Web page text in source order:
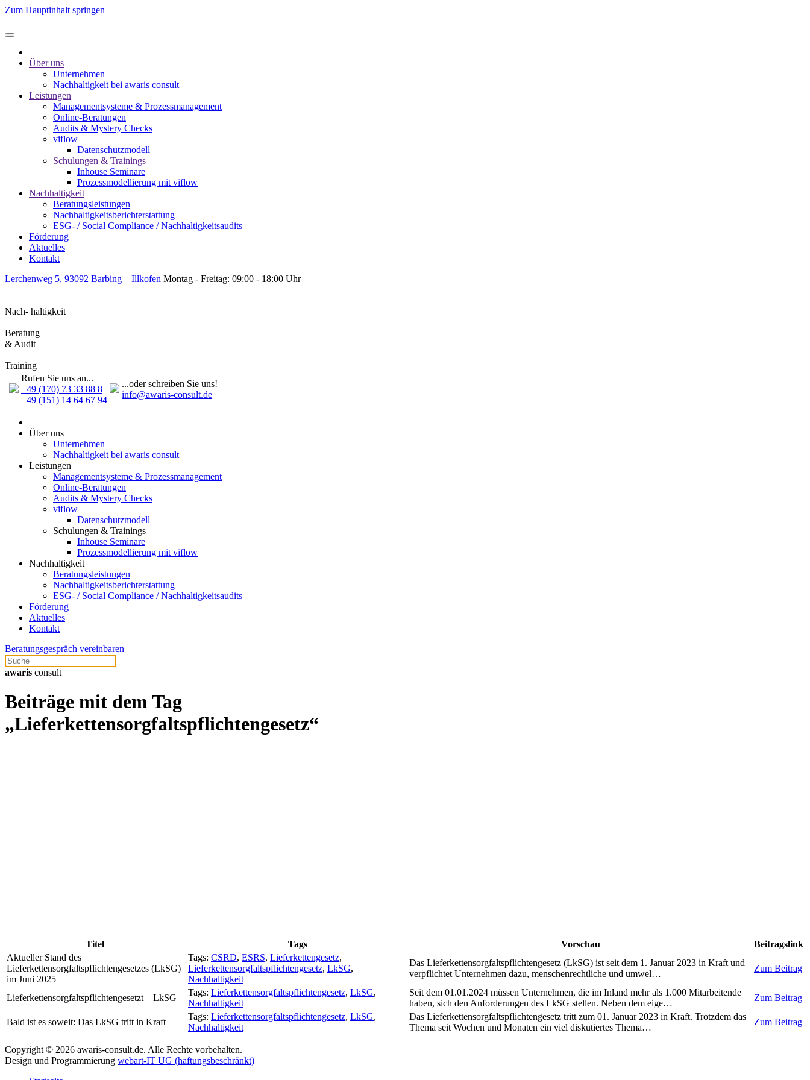
Zum Hauptinhalt springen
Über uns
Unternehmen
Nachhaltigkeit bei awaris consult
Leistungen
Management­systeme & Prozess­management
Online-Beratungen
Audits & Mystery Checks
viflow
Datenschutzmodell
Schulungen & Trainings
Inhouse Seminare
Prozessmodellierung mit viflow
Nachhaltigkeit
Beratungsleistungen
Nachhaltigkeitsberichterstattung
ESG- / Social Compliance / Nachhaltigkeitsaudits
Förderung
Aktuelles
Kontakt
Lerchenweg 5, 93092 Barbing – Illkofen Montag - Freitag: 09:00 - 18:00 Uhr
Nach- haltigkeit
Beratung
& Audit
Training
Rufen Sie uns an...
+49 (170) 73 33 88 8
+49 (151) 14 64 67 94
...oder schreiben Sie uns!
info@awaris-consult.de
Über uns
Unternehmen
Nachhaltigkeit bei awaris consult
Leistungen
Management­systeme & Prozess­management
Online-Beratungen
Audits & Mystery Checks
viflow
Datenschutzmodell
Schulungen & Trainings
Inhouse Seminare
Prozessmodellierung mit viflow
Nachhaltigkeit
Beratungsleistungen
Nachhaltigkeitsberichterstattung
ESG- / Social Compliance / Nachhaltigkeitsaudits
Förderung
Aktuelles
Kontakt
Beratungsgespräch vereinbaren
awaris consult
Beiträge mit dem Tag
„Lieferkettensorgfaltspflichtengesetz“
Titel Tags Vorschau
Beitragslink
Aktueller Stand des
Lieferkettensorgfaltspflichtengesetzes (LkSG)
im Juni 2025
Tags: CSRD, ESRS, Lieferkettengesetz,
Lieferkettensorgfaltspflichtengesetz, LkSG,
Nachhaltigkeit
Das Lieferkettensorgfaltspflichtengesetz (LkSG) ist seit dem 1. Januar 2023 in Kraft und
verpflichtet Unternehmen dazu, menschenrechtliche und umwel…
Zum Beitrag
Lieferkettensorgfaltspflichtengesetzt – LkSG
Tags: Lieferkettensorgfaltspflichtengesetz, LkSG,
Nachhaltigkeit
Seit dem 01.01.2024 müssen Unternehmen, die im Inland mehr als 1.000 Mitarbeitende
haben, sich den Anforderungen des LkSG stellen. Neben dem eige…
Zum Beitrag
Bald ist es soweit: Das LkSG tritt in Kraft
Tags: Lieferkettensorgfaltspflichtengesetz, LkSG,
Nachhaltigkeit
Das Lieferkettensorgfaltspflichtengesetz tritt zum 01. Januar 2023 in Kraft. Trotzdem das
Thema seit Wochen und Monaten ein viel diskutiertes Thema…
Zum Beitrag
Copyright © 2026 awaris-consult.de. Alle Rechte vorbehalten.
Design und Programmierung webart-IT UG (haftungsbeschränkt)